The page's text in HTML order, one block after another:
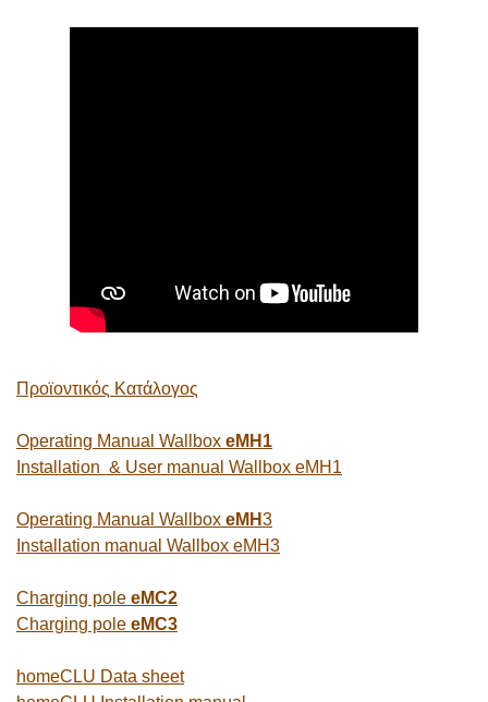
Προϊοντικός Κατάλογος
Operating Manual Wallbox eMH1
Installation & User manual Wallbox eMH1
Operating Manual Wallbox eMH3
Installation manual Wallbox eMH3
Charging pole eMC2
Charging pole eMC3
homeCLU Data sheet